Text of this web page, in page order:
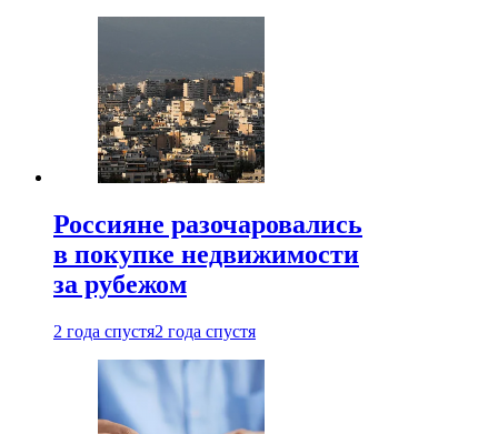
Россияне разочаровались
в покупке недвижимости
за рубежом
2 года спустя2 года спустя